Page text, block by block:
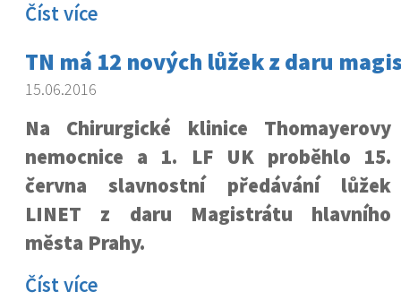
Číst více
TN má 12 nových lůžek z daru
15.06.2016
Na Chirurgické klinice Thomayerovy
nemocnice a 1. LF UK proběhlo 15.
června slavnostní předávání lůžek
LINET z daru Magistrátu hlavního
města Prahy.
Číst více